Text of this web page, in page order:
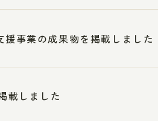
事業の成果物を掲載しました
載しました